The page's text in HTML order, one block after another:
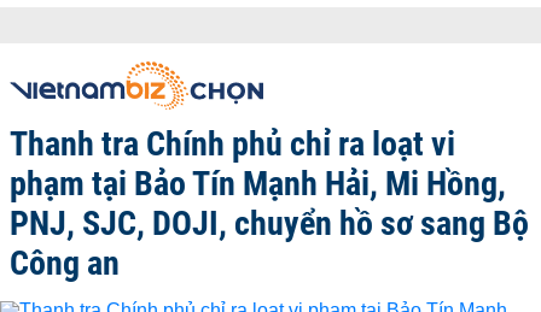
Thanh tra Chính phủ chỉ ra loạt vi
phạm tại Bảo Tín Mạnh Hải, Mi Hồng,
PNJ, SJC, DOJI, chuyển hồ sơ sang Bộ
Công an